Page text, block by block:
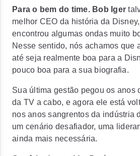
Para o bem do time. Bob Iger
melhor CEO da história da
encontrou algumas ondas muito
Nesse sentido, nós achamos que
até seja realmente boa para a
pouco boa para a sua biografia.
Sua última gestão pegou os anos
da TV a cabo, e agora ele está
nos anos sangrentos da indústria
um cenário desafiador, uma
ainda mais necessária.